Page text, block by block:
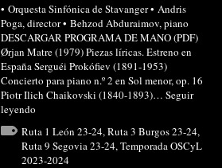
• Orquesta Sinfónica de Stavanger • Andris
Poga, director • Behzod Abduraimov, piano
DESCARGAR PROGRAMA DE MANO (PDF)
Ørjan Matre (1979) Piezas líricas. Estreno en
España Serguéi Prokófiev (1891-1953)
Concierto para piano n.º 2 en Sol menor, op. 16
Piotr Ilich Chaikovski (1840-1893)… Seguir
leyendo
Ruta 1 León 23-24, Ruta 3 Burgos 23-24,
Ruta 9 Segovia 23-24, Temporada OSCyL
2023-2024